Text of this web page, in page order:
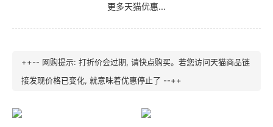
更多天猫优惠...
++-- 网购提示: 打折价会过期, 请快点购买。若您访问天猫商品链
接发现价格已变化, 就意味着优惠停止了 --++